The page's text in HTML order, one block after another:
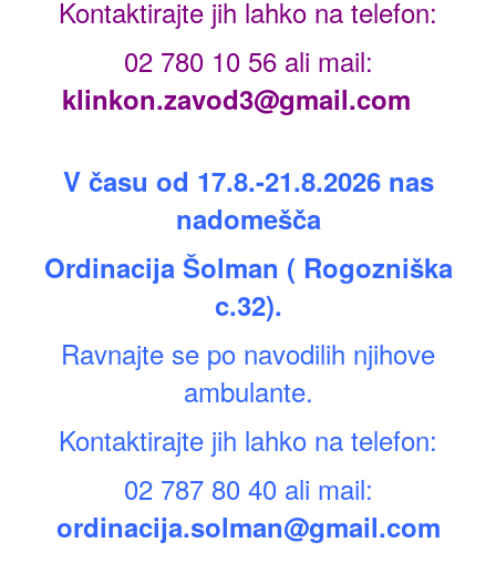
Kontaktirajte jih lahko na telefon:
02 780 10 56 ali mail:
klinkon.zavod3@gmail.com
V času od 17.8.-21.8.2026 nas
nadomešča
Ordinacija Šolman ( Rogozniška
c.32).
Ravnajte se po navodilih njihove
ambulante.
Kontaktirajte jih lahko na telefon:
02 787 80 40 ali mail:
ordinacija.solman@gmail.com